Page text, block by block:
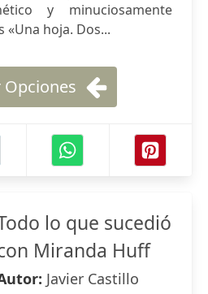
y minuciosamente
«Una hoja. Dos...
Opciones
lo que sucedió
Miranda Huff
Javier Castillo